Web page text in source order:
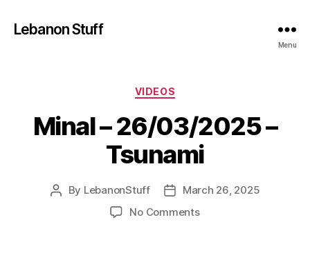
Lebanon Stuff
Menu
Categories
VIDEOS
Minal – 26/03/2025 –
Tsunami
Post
By LebanonStuff
PostMarch 26, 2025
No Commentson